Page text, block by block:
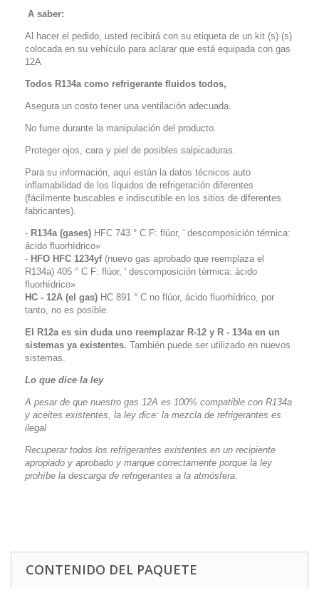
A saber:
Al hacer el pedido, usted recibirá con su etiqueta de un kit (s) (s)
colocada en su vehículo para aclarar que está equipada con gas
12A
Todos R134a como refrigerante fluidos todos,
Asegura un costo tener una ventilación adecuada.
No fume durante la manipulación del producto.
Proteger ojos, cara y piel de posibles salpicaduras.
Para su información, aquí están la datos técnicos auto
inflamabilidad de los líquidos de refrigeración diferentes
(fácilmente buscables e indiscutible en los sitios de diferentes
fabricantes).
- R134a (gases) HFC 743 ° C F: flúor, ' descomposición térmica:
ácido fluorhídrico»
- HFO HFC 1234yf(nuevo gas aprobado que reemplaza el
R134a) 405 ° C F: flúor, ' descomposición térmica: ácido
fluorhídrico»
HC - 12A (el gas) HC 891 ° C no flúor, ácido fluorhídrico, por
tanto, no es posible.
El R12a es sin duda uno reemplazar R-12 y R - 134a en un
sistemas ya existentes. También puede ser utilizado en nuevos
sistemas.
Lo que dice la ley
A pesar de que nuestro gas 12A es 100% compatible con R134a
y aceites existentes, la ley dice: la mezcla de refrigerantes es
ilegal
Recuperar todos los refrigerantes existentes en un recipiente
apropiado y aprobado y marque correctamente porque la ley
prohíbe la descarga de refrigerantes a la atmósfera.
CONTENIDO DEL PAQUETE